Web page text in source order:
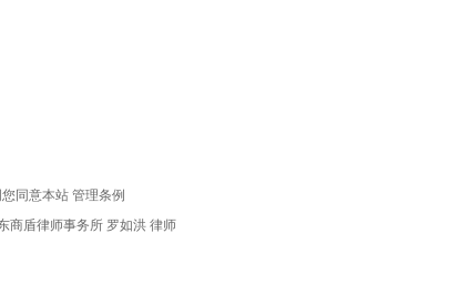
同意本站 管理条例
商盾律师事务所 罗如洪律师